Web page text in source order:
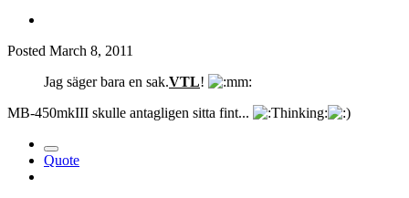
Posted March 8, 2011
Jag säger bara en sak.VTL!
MB-450mkIII skulle antagligen sitta fint...
Quote